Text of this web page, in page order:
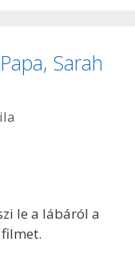
Sarah
le a lábáról a